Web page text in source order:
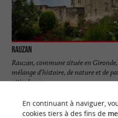
Rauzan
Rauzan, commune située en
mélange d’histoire, de nature et de
viticole aux ...
5,8 km - Rauzan
En continuant à naviguer,
cookies tiers à des fins de